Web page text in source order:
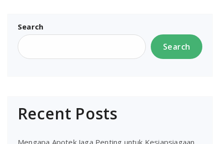
Search
Search
Recent Posts
Mengapa Apotek Jaga Penting untuk Kesiapsiagaan